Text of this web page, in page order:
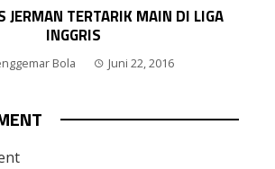
JERMAN TERTARIK MAIN DI LIGA
INGGRIS
Bola Juni 22, 2016